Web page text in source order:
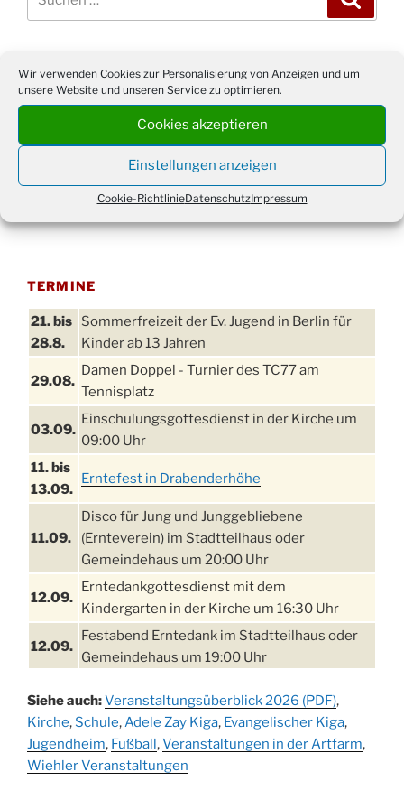
Wir verwenden Cookies zur Personalisierung von Anzeigen und um
unsere Website und unseren Service zu optimieren.
Cookies akzeptieren
Einstellungen anzeigen
Cookie-RichtlinieDatenschutzImpressum
WERBUNG
TERMINE
21. bis
28.8.
Sommerfreizeit der Ev. Jugend in Berlin für
Kinder ab 13 Jahren
29.08.
Damen Doppel - Turnier des TC77 am
Tennisplatz
03.09.
Einschulungsgottesdienst in der Kirche um
09:00 Uhr
11. bis
13.09.
Erntefest in Drabenderhöhe
11.09.
Disco für Jung und Junggebliebene
(Ernteverein) im Stadtteilhaus oder
Gemeindehaus um 20:00 Uhr
12.09.
Erntedankgottesdienst mit dem
Kindergarten in der Kirche um 16:30 Uhr
12.09.
Festabend Erntedank im Stadtteilhaus oder
Gemeindehaus um 19:00 Uhr
13.09.
Stadtteilhaus um 14:00 Uhr
19.09.
Schlagerabend im Stadtteilhaus
Drabenderhöhe
Siehe auch:Veranstaltungsüberblick 2026 (PDF),
Kirche, Schule,Adele Zay Kiga, Evangelischer Kiga,
Jugendheim, Fußball ,Veranstaltungen in der Artfarm,
Wiehler Veranstaltungen